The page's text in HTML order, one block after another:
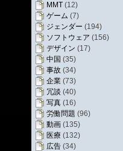
MMT (12)
ゲーム (7)
ジェンダー (194)
ソフトウェア (156)
デザイン (17)
中国 (35)
事故 (34)
企業 (73)
冗談 (40)
写真 (16)
労働問題 (96)
動画 (135)
医療 (132)
広告 (34)